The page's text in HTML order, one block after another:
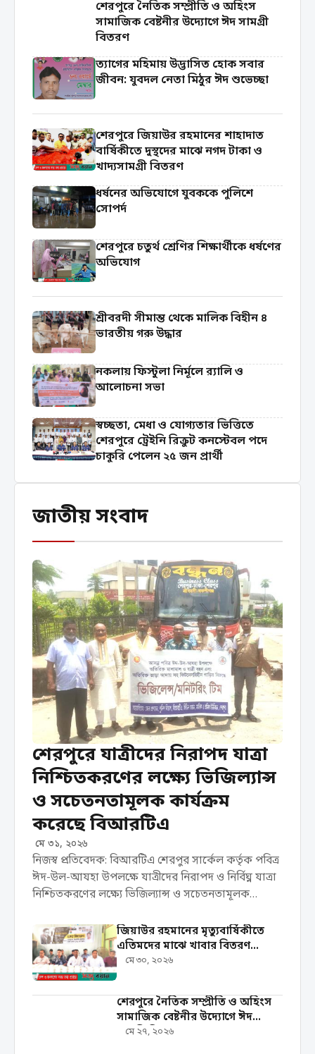
শেরপুরে নৈতিক সম্প্রীতি ও অহিংস
সামাজিক বেষ্টনীর উদ্যোগে ঈদ সামগ্রী
বিতরণ
‎ত্যাগের মহিমায় উদ্ভাসিত হোক সবার
জীবন: যুবদল নেতা মিঠুর ঈদ শুভেচ্ছা
শেরপুরে জিয়াউর রহমানের শাহাদাত
বার্ষিকীতে দুস্থদের মাঝে নগদ টাকা ও
খাদ্যসামগ্রী বিতরণ
ধর্ষনের অভিযোগে যুবককে পুলিশে
সোপর্দ
শেরপুরে চতুর্থ শ্রেণির শিক্ষার্থীকে ধর্ষণের
অভিযোগ
শ্রীবরদী সীমান্ত থেকে মালিক বিহীন ৪
ভারতীয় গরু উদ্ধার
নকলায় ফিস্টুলা নির্মূলে র‍্যালি ও
আলোচনা সভা
স্বচ্ছতা, মেধা ও যোগ্যতার ভিত্তিতে
শেরপুরে ট্রেইনি রিক্রুট কনস্টেবল পদে
চাকুরি পেলেন ২৫ জন প্রার্থী
জাতীয় সংবাদ
শেরপুরে যাত্রীদের নিরাপদ যাত্রা
নিশ্চিতকরণের লক্ষ্যে ভিজিল্যান্স
ও সচেতনতামূলক কার্যক্রম
করেছে বিআরটিএ
মে ৩১, ২০২৬
নিজস্ব প্রতিবেদক: বিআরটিএ শেরপুর সার্কেল কর্তৃক পবিত্র
ঈদ-উল-আযহা উপলক্ষে যাত্রীদের নিরাপদ ও নির্বিঘ্ন যাত্রা
নিশ্চিতকরণের লক্ষ্যে ভিজিল্যান্স ও সচেতনতামূলক
শহরের বিভিন্ন পয়েন্টে এ কার্যক্রম পরিচালনা করা হয়। ...
জিয়াউর রহমানের মৃত্যুবার্ষিকীতে
এতিমদের মাঝে খাবার বিতরণ
করলেন যুবনেতা শওকত হোসেন
মে ৩০, ২০২৬
শেরপুরে নৈতিক সম্প্রীতি ও অহিংস
সামাজিক বেষ্টনীর উদ্যোগে ঈদ
সামগ্রী বিতরণ
মে ২৭, ২০২৬